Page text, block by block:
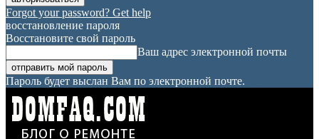
Forgot your password? Get help
восстановление пароля
Восстановите свой пароль
Ваш адрес электронной почты
Пароль будет выслан Вам по электронной почте.